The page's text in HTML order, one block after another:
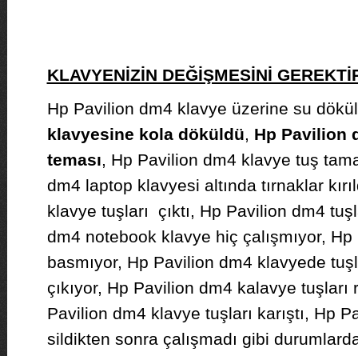
KLAVYENİZİN DEĞİŞMESİNİ
Hp Pavilion dm4 klavye üzerine su
klavyesine kola döküldü, Hp Pavilion
teması, Hp Pavilion dm4 klavye tuş
dm4 laptop klavyesi altında tırnaklar
klavye tuşları çıktı, Hp Pavilion dm4
dm4 notebook klavye hiç çalışmıyor,
basmıyor, Hp Pavilion dm4 klavyede
çıkıyor, Hp Pavilion dm4 kalavye tuşları
Pavilion dm4 klavye tuşları karıştı, Hp
sildikten sonra çalışmadı gibi